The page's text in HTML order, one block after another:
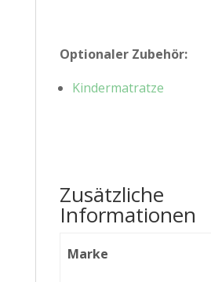
Optionaler Zubehör:
Kindermatratze
Zusätzliche
Informationen
Marke